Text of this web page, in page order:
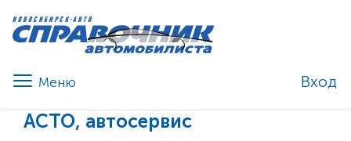
Вход
АСТО, автосервис